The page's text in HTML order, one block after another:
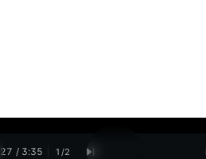
/ 3:35 1 /2